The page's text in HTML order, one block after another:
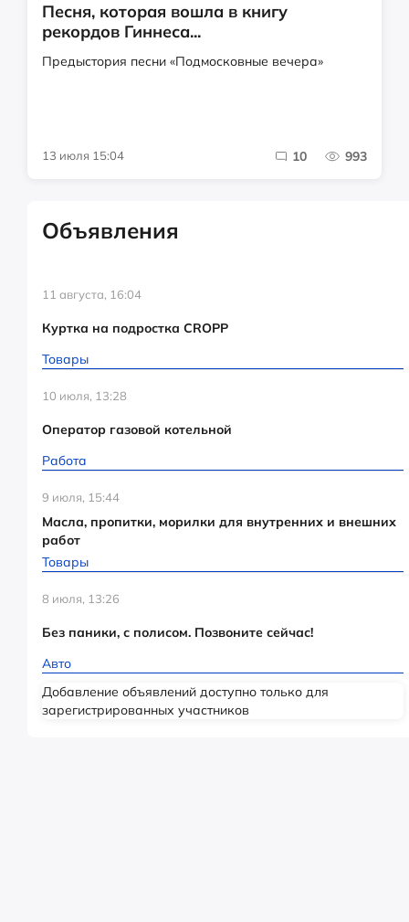
Песня, которая вошла в книгу
рекордов Гиннеса...
Предыстория песни «Подмосковные вечера»
13 июля 15:04 10 993
Объявления
11 августа, 16:04
Куртка на подростка CROPP
Товары
10 июля, 13:28
Оператор газовой котельной
Работа
9 июля, 15:44
Масла, пропитки, морилки для внутренних и внешних
работ
Товары
8 июля, 13:26
Без паники, с полисом. Позвоните сейчас!
Авто
Добавление объявлений доступно только для
зарегистрированных участников